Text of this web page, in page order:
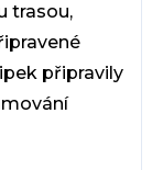
trasou,
připravily